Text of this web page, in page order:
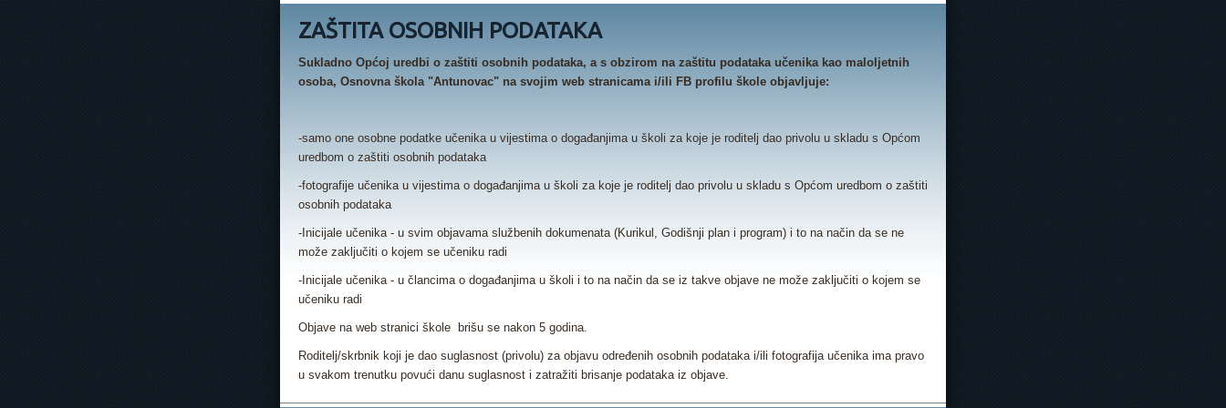
ZAŠTITA OSOBNIH PODATAKA
Sukladno Općoj uredbi o zaštiti osobnih podataka, a s obzirom na zaštitu podataka učenika kao maloljetnih
osoba, Osnovna škola "Antunovac" na svojim web stranicama i/ili FB profilu škole objavljuje:
-samo one osobne podatke učenika u vijestima o događanjima u školi za koje je roditelj dao privolu u skladu s Općom
uredbom o zaštiti osobnih podataka
-fotografije učenika u vijestima o događanjima u školi za koje je roditelj dao privolu u skladu s Općom uredbom o zaštiti
osobnih podataka
-Inicijale učenika - u svim objavama službenih dokumenata (Kurikul, Godišnji plan i program) i to na način da se ne
može zaključiti o kojem se učeniku radi
-Inicijale učenika - u člancima o događanjima u školi i to na način da se iz takve objave ne može zaključiti o kojem se
učeniku radi
Objave na web stranici škole brišu se nakon 5 godina.
Roditelj/skrbnik koji je dao suglasnost (privolu) za objavu određenih osobnih podataka i/ili fotografija učenika ima pravo
u svakom trenutku povući danu suglasnost i zatražiti brisanje podataka iz objave.